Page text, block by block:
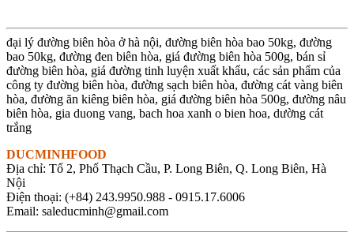
đại lý đường biên hòa ở hà nội, đường biên hòa bao 50kg, đường
bao 50kg, đường đen biên hòa, giá đường biên hòa 500g, bán sỉ
đường biên hòa, giá đường tinh luyện xuất khẩu, các sản phẩm của
công ty đường biên hòa, đường sạch biên hòa, đường cát vàng biên
hòa, đường ăn kiêng biên hòa, giá đường biên hòa 500g, đường nâu
biên hòa, gia duong vang, bach hoa xanh o bien hoa, dường cát
trắng
DUCMINHFOOD
Địa chỉ: Tổ 2, Phố Thạch Cầu, P. Long Biên, Q. Long Biên, Hà
Nội
Điện thoại: (+84) 243.9950.988 - 0915.17.6006
Email: saleducminh@gmail.com